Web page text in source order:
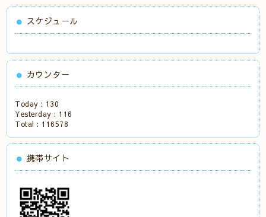
スケジュール
カウンター
Today : 130
Yesterday : 116
Total : 116578
携帯サイト